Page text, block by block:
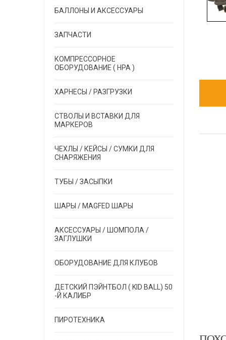
БАЛЛОНЫ И АКСЕССУАРЫ
ЗАПЧАСТИ
КОМПРЕССОРНОЕ
ОБОРУДОВАНИЕ ( HPA )
ХАРНЕСЫ / РАЗГРУЗКИ
СТВОЛЫ И ВСТАВКИ ДЛЯ
МАРКЕРОВ
ЧЕХЛЫ / КЕЙСЫ / СУМКИ ДЛЯ
СНАРЯЖЕНИЯ
ТУБЫ / ЗАСЫПКИ
ШАРЫ / MAGFED ШАРЫ
АКСЕССУАРЫ / ШОМПОЛА /
ЗАГЛУШКИ
ОБОРУДОВАНИЕ ДЛЯ КЛУБОВ
ДЕТСКИЙ ПЭЙНТБОЛ ( KID BALL) 50
-Й КАЛИБР
ПИРОТЕХНИКА